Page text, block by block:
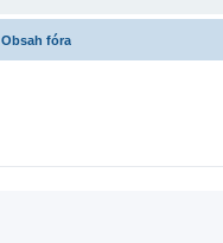
Obsah fóra